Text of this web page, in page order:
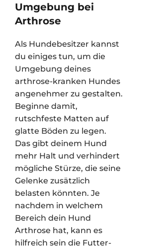
Umgebung bei
Arthrose
Als Hundebesitzer kannst
du einiges tun, um die
Umgebung deines
arthrose-kranken Hundes
angenehmer zu gestalten.
Beginne damit,
rutschfeste Matten auf
glatte Böden zu legen.
Das gibt deinem Hund
mehr Halt und verhindert
mögliche Stürze, die seine
Gelenke zusätzlich
belasten könnten. Je
nachdem in welchem
Bereich dein Hund
Arthrose hat, kann es
hilfreich sein die Futter-